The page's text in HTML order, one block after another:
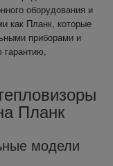
оборудования и
как Планк, которые
приборами и
гарантию,
Планк
модели